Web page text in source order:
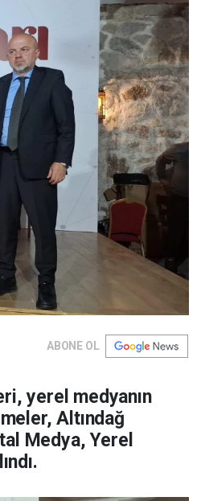
ABONE OL
yerel medyanın
Altındağ
Medya, Yerel